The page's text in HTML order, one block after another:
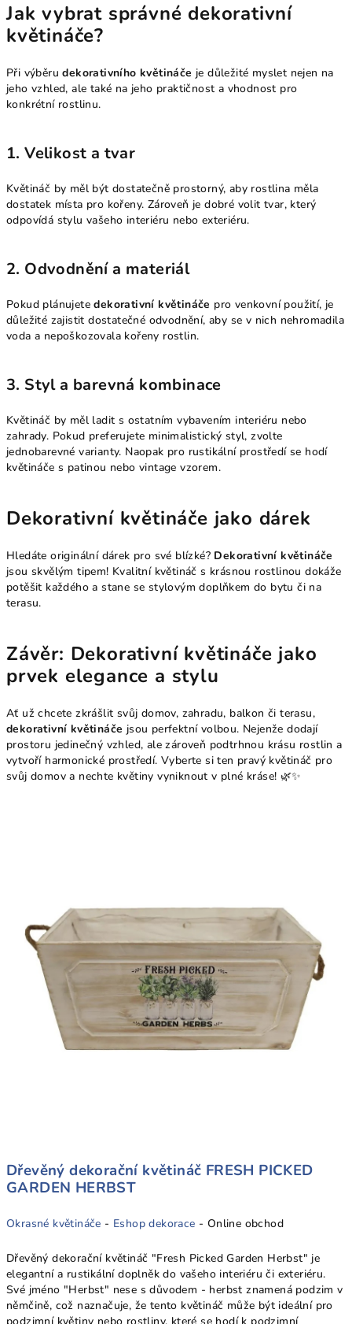
Jak vybrat správné dekorativní
květináče?
Při výběrudekorativního květináče je důležité myslet nejen na
jeho vzhled, ale také na jeho praktičnost a vhodnost pro
konkrétní rostlinu.
1. Velikost a tvar
Květináč by měl být dostatečně prostorný, aby rostlina měla
dostatek místa pro kořeny. Zároveň je dobré volit tvar, který
odpovídá stylu vašeho interiéru nebo exteriéru.
2. Odvodnění a materiál
Pokud plánujetedekorativní květináče pro venkovní použití, je
důležité zajistit dostatečné odvodnění, aby se v nich nehromadila
voda a nepoškozovala kořeny rostlin.
3. Styl a barevná kombinace
Květináč by měl ladit s ostatním vybavením interiéru nebo
zahrady. Pokud preferujete minimalistický styl, zvolte
jednobarevné varianty. Naopak pro rustikální prostředí se hodí
květináče s patinou nebo vintage vzorem.
Dekorativní květináče jako dárek
Hledáte originální dárek pro své blízké? Dekorativní květináče
jsou skvělým tipem! Kvalitní květináč s krásnou rostlinou dokáže
potěšit každého a stane se stylovým doplňkem do bytu či na
terasu.
Závěr: Dekorativní květináče jako
prvek elegance a stylu
Ať už chcete zkrášlit svůj domov, zahradu, balkon či terasu,
dekorativní květináče jsou perfektní volbou. Nejenže dodají
prostoru jedinečný vzhled, ale zároveň podtrhnou krásu rostlin a
vytvoří harmonické prostředí. Vyberte si ten pravý květináč pro
svůj domov a nechte květiny vyniknout v plné kráse! 🌿✨
Dřevěný dekorační květináč FRESH PICKED
GARDEN HERBST
Okrasné květináče - Eshop dekorace - Online obchod
Dřevěný dekorační květináč "Fresh Picked Garden Herbst" je
elegantní a rustikální doplněk do vašeho interiéru či exteriéru.
Své jméno "Herbst" nese s důvodem - herbst znamená podzim v
němčině, což naznačuje, že tento květináč může být ideální pro